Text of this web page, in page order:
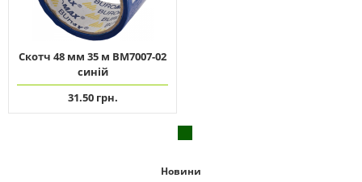
Скотч 48 мм 35 м ВМ7007-02
синій
31.50 грн.
Новини